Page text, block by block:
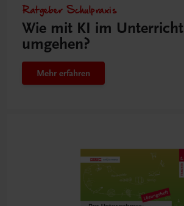
Ratgeber Schulpraxis
Wie mit KI im Unterricht
umgehen?
Mehr erfahren